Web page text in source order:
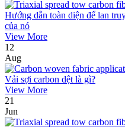
Hướng dẫn toàn diện để lan
của nó
View More
12
Aug
Vải sợi carbon dệt là gì?
View More
21
Jun